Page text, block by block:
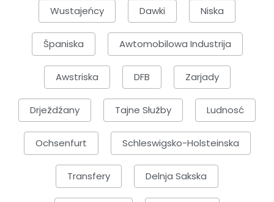
Wustajeńcy Dawki Niska
Španiska Awtomobilowa Industrija
Awstriska DFB Zarjady
Drježdźany Tajne Słužby Ludnosć
Ochsenfurt Schleswigsko-Holsteinska
Transfery Delnja Sakska